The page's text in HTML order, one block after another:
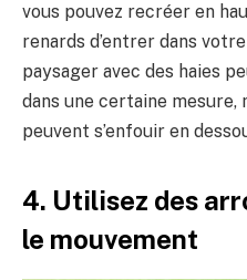
vous pouvez recréer en
renards d’entrer dans
paysager avec des haies
dans une certaine mesure,
peuvent s’enfouir en
4. Utilisez des
le mouvement